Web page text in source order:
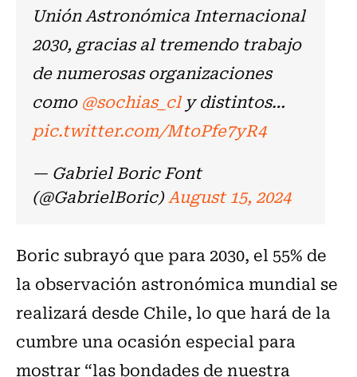
Unión Astronómica Internacional
2030, gracias al tremendo trabajo
de numerosas organizaciones
como@sochias_cly distintos…
pic.twitter.com/MtoPfe7yR4
— Gabriel Boric Font
(@GabrielBoric)August 15, 2024
Boric subrayó que para 2030, el 55% de
la observación astronómica mundial se
realizará desde Chile, lo que hará de la
cumbre una ocasión especial para
mostrar “las bondades de nuestra